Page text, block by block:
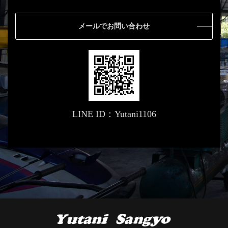
メールでお問い合わせ
LINE ID：Yutani1106